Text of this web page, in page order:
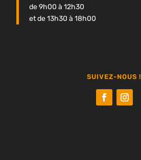
de 9h00 à 12h30
et de 13h30 à 18h00
SUIVEZ-NOUS !